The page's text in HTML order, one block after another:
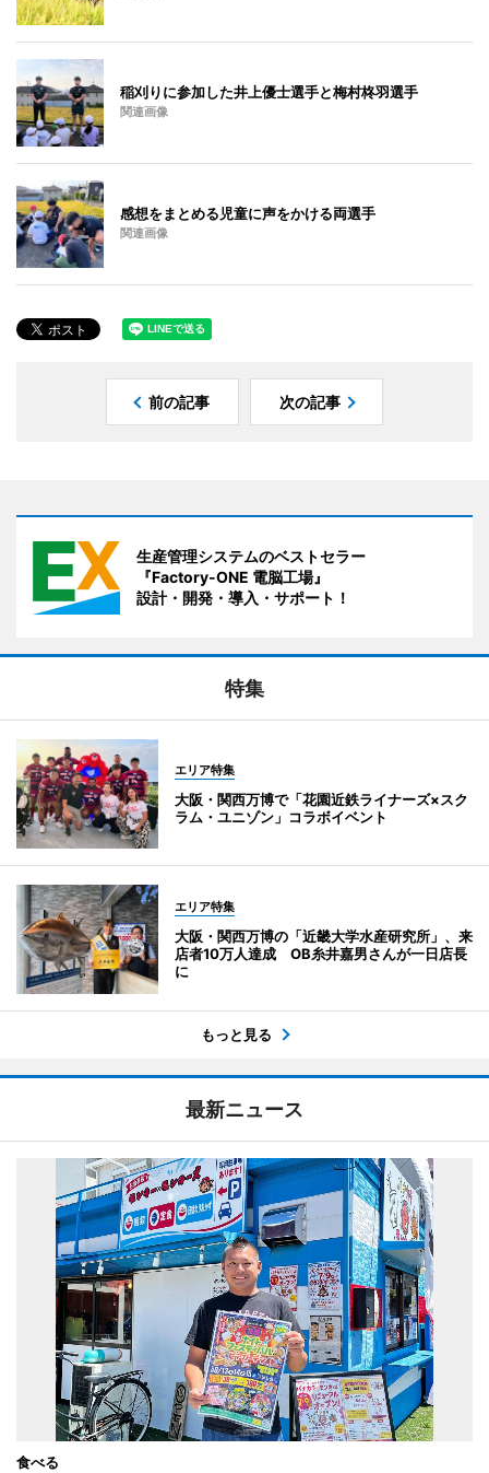
稲刈りに参加した井上優士選手と梅村柊羽選手
関連画像
感想をまとめる児童に声をかける両選手
関連画像
前の記事 次の記事
生産管理システムのベストセラー
『Factory-ONE 電脳工場』
設計・開発・導入・サポート！
特集
エリア特集
大阪・関西万博で「花園近鉄ライナーズ×スク
ラム・ユニゾン」コラボイベント
エリア特集
大阪・関西万博の「近畿大学水産研究所」、来
店者10万人達成 OB糸井嘉男さんが一日店長
に
もっと見る
最新ニュース
食べる